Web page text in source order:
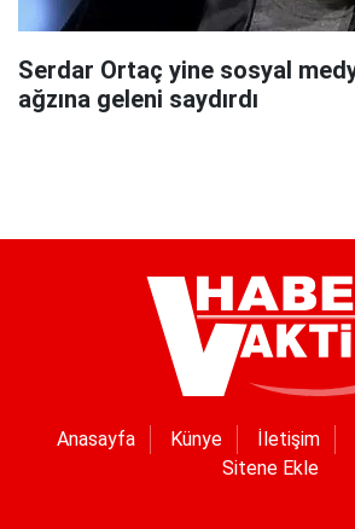
Serdar Ortaç yine sosyal
ağzına geleni saydırdı
Anasayfa Künye İletişim
Sitene Ekle